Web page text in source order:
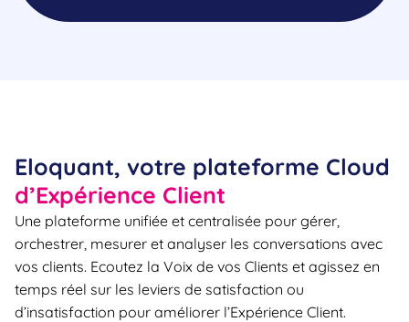
Eloquant, votre plateforme Cloud
d’Expérience Client
Une plateforme unifiée et centralisée pour gérer,
orchestrer, mesurer et analyser les conversations avec
vos clients. Ecoutez la Voix de vos Clients et agissez en
temps réel sur les leviers de satisfaction ou
d’insatisfaction pour améliorer l’Expérience Client.